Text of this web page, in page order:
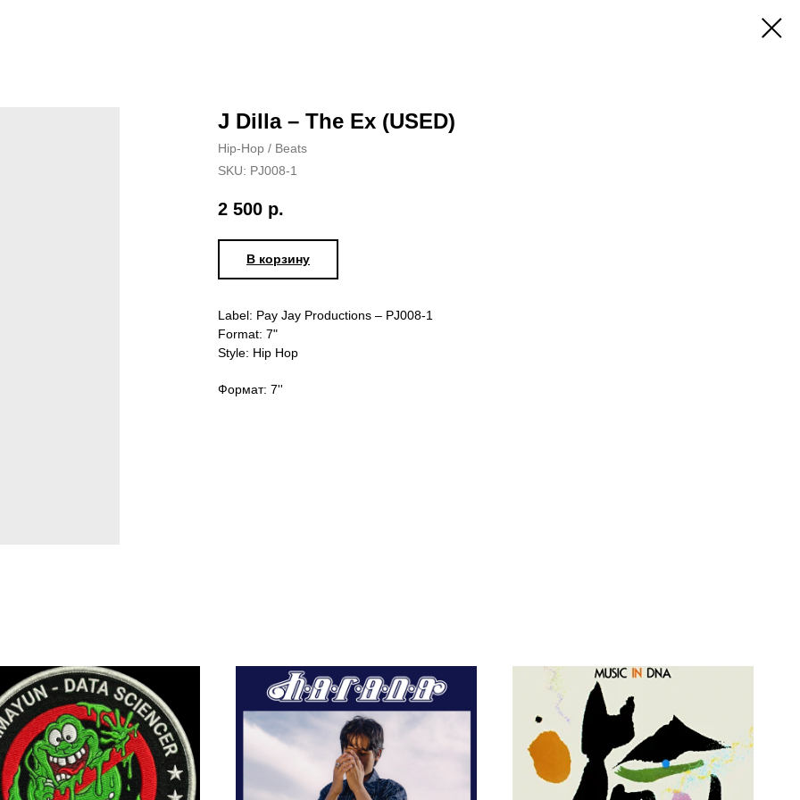
J Dilla – The Ex (USED)
Hip-Hop / Beats
SKU: PJ008-1
2 500 р.
В корзину
Label: Pay Jay Productions – PJ008-1
Format: 7"
Style: Hip Hop
Формат: 7''